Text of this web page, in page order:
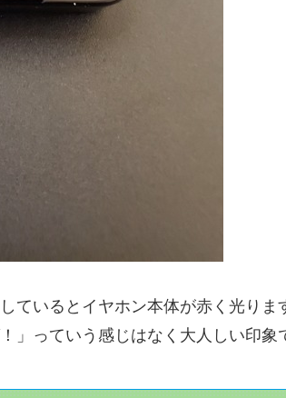
ているとイヤホン本体が赤く光りま
」っていう感じはなく大人しい印象